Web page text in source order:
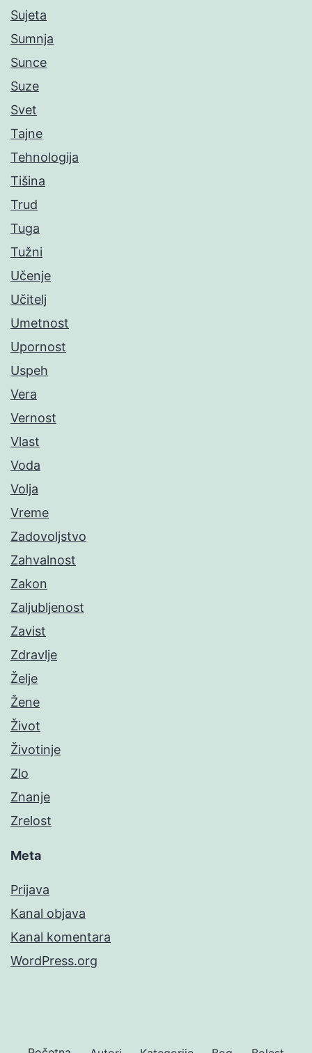
Sujeta
Sumnja
Sunce
Suze
Svet
Tajne
Tehnologija
Tišina
Trud
Tuga
Tužni
Učenje
Učitelj
Umetnost
Upornost
Uspeh
Vera
Vernost
Vlast
Voda
Volja
Vreme
Zadovoljstvo
Zahvalnost
Zakon
Zaljubljenost
Zavist
Zdravlje
Želje
Žene
Život
Životinje
Zlo
Znanje
Zrelost
Meta
Prijava
Kanal objava
Kanal komentara
WordPress.org